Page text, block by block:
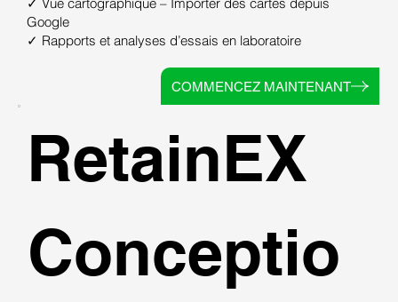
Google
✓ Rapports et analyses d’essais en laboratoire
COMMENCEZ MAINTENANT
RetainEX
Conceptio